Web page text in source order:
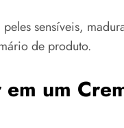
sensíveis,
de produto.
um